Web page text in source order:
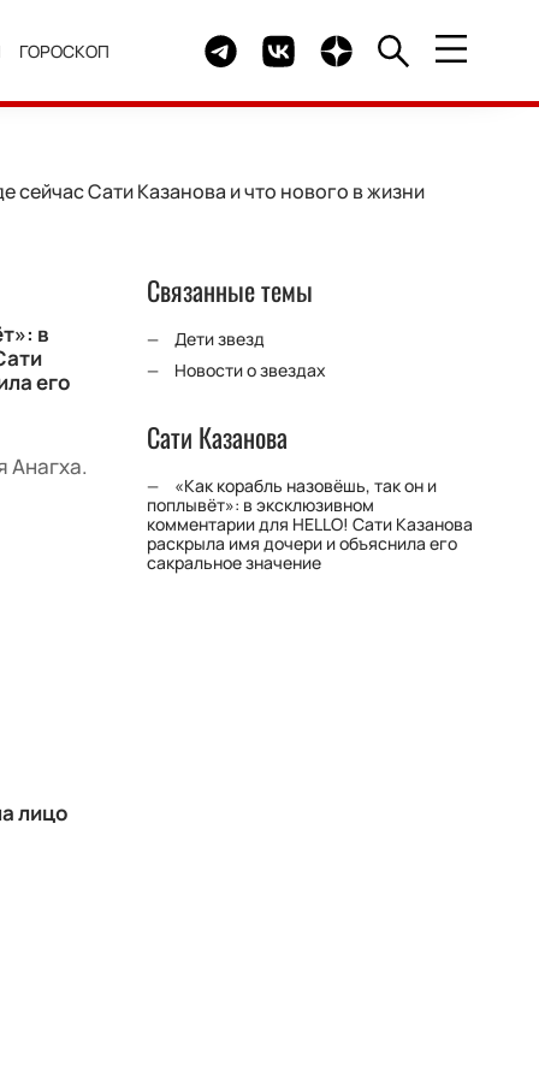
ГОРОСКОП Telegram канал HELLO
Группа HELLO Вконтакте
Канал HELLO в Дзен
Сати Казанова и что нового в жизни
в
его
Анагха.
лицо
Связанные темы
Дети звезд
Новости о звездах
Сати Казанова
«Как корабль назовёшь, так он и
поплывёт»: в эксклюзивном
комментарии для HELLO! Сати Казанова
раскрыла имя дочери и объяснила его
сакральное значение